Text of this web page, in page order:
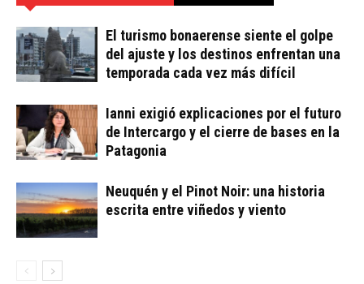
El turismo bonaerense siente el golpe
del ajuste y los destinos enfrentan una
temporada cada vez más difícil
Ianni exigió explicaciones por el futuro
de Intercargo y el cierre de bases en la
Patagonia
Neuquén y el Pinot Noir: una historia
escrita entre viñedos y viento